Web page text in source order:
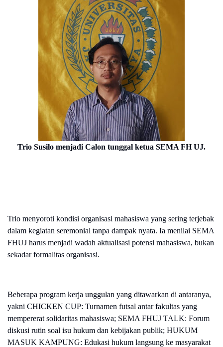
Trio Susilo menjadi Calon tunggal ketua SEMA FH UJ.
Trio menyoroti kondisi organisasi mahasiswa yang sering terjebak
dalam kegiatan seremonial tanpa dampak nyata. Ia menilai SEMA
FHUJ harus menjadi wadah aktualisasi potensi mahasiswa, bukan
sekadar formalitas organisasi.
Beberapa program kerja unggulan yang ditawarkan di antaranya,
yakni CHICKEN CUP: Turnamen futsal antar fakultas yang
mempererat solidaritas mahasiswa; SEMA FHUJ TALK: Forum
diskusi rutin soal isu hukum dan kebijakan publik; HUKUM
MASUK KAMPUNG: Edukasi hukum langsung ke masyarakat